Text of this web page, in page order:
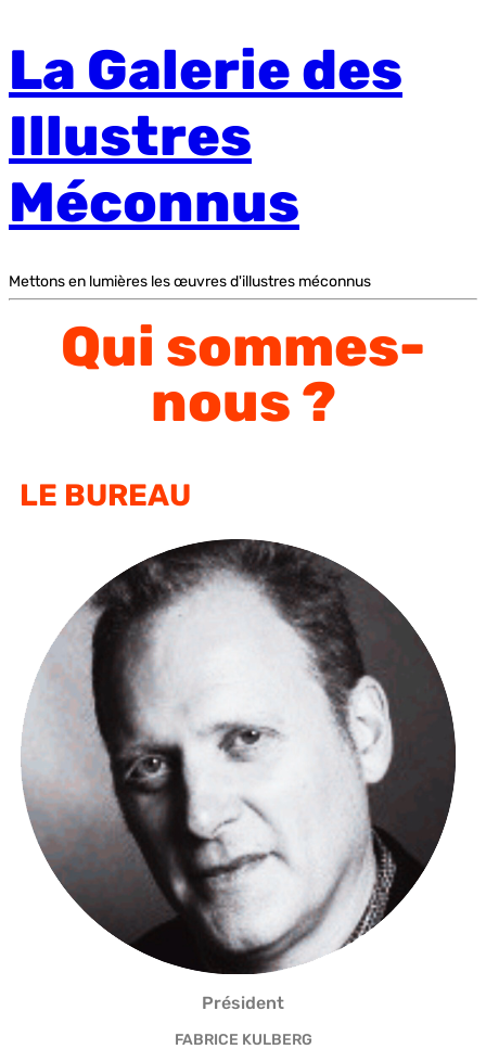
La Galerie des
Illustres
Méconnus
Mettons en lumières les œuvres d'illustres méconnus
Qui sommes-
nous ?
LE BUREAU
Président
FABRICE KULBERG